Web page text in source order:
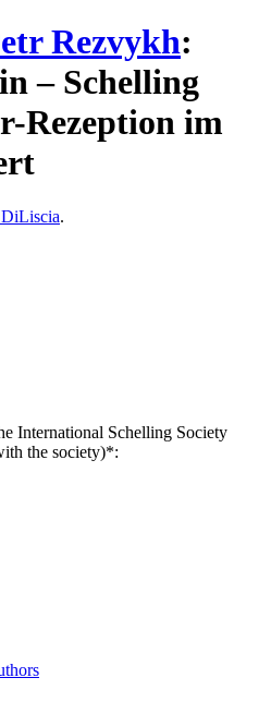
Rezvykh:
– Schelling
Rezeption im
.
International Schelling Society
the society)*: